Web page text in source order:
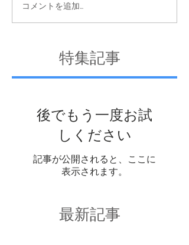
コメントを追加…
特集記事
後でもう一度お試
しください
記事が公開されると、ここに
表示されます。
最新記事